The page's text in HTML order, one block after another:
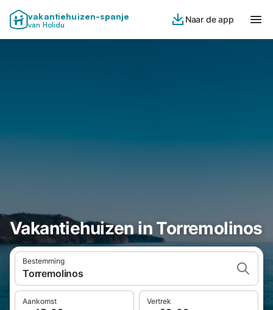
vakantiehuizen-spanje
van Holidu
Naar de app
Vakantiehuizen in Torremolinos
Bestemming
Torremolinos
Aankomst Vertrek